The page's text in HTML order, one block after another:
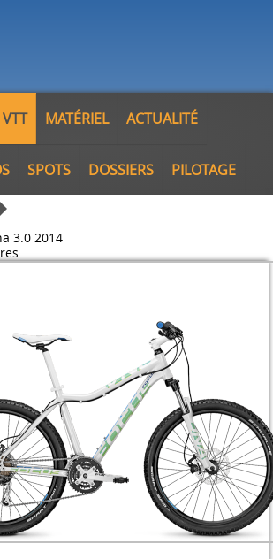
VTT MATÉRIEL ACTUALITÉ
SPOTS DOSSIERS PILOTAGE
3.0 2014